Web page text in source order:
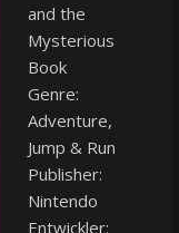
and the
Mysterious
Book
Genre:
Adventure,
Jump & Run
Publisher:
Nintendo
Entwickler: